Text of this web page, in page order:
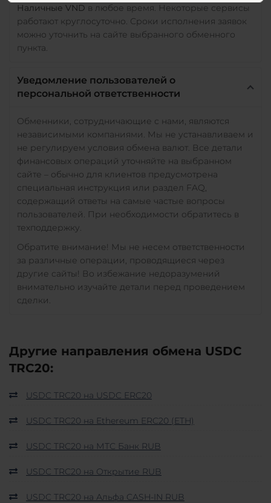
Наличные VND в любое время. Некоторые сервисы
работают круглосуточно. Сроки исполнения заявок
можно уточнить на сайте выбранного обменного
пункта.
Уведомление пользователей о
персональной ответственности
Обменники, сотрудничающие с нами, являются
независимыми компаниями. Мы не устанавливаем и
не регулируем условия обмена валют. Все детали
финансовых операций уточняйте на выбранном
сайте – обычно для клиентов предусмотрена
специальная инструкция или раздел FAQ,
содержащий ответы на самые частые вопросы
пользователей. При необходимости обратитесь в
техподдержку.
Обратите внимание! Мы не несем ответственности
за различные операции, проводящиеся через
другие сайты! Во избежание недоразумений
внимательно изучайте детали перед проведением
сделки.
Другие направления обмена USDC
TRC20:
USDC TRC20 на USDC ERC20
USDC TRC20 на Ethereum ERC20 (ETH)
USDC TRC20 на МТС Банк RUB
USDC TRC20 на Открытие RUB
USDC TRC20 на Альфа CASH-IN RUB